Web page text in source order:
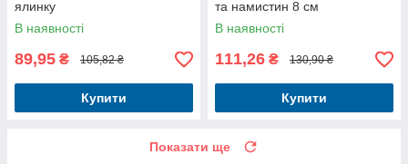
ялинку
В наявності
89,95 ₴ 105,82 ₴
Купити
та намистин 8 см
В наявності
111,26 ₴ 130,90 ₴
Купити
Показати ще